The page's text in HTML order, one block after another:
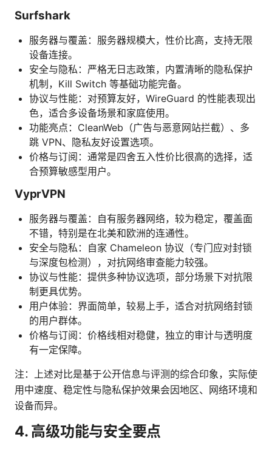
Surfshark
服务器与覆盖：服务器规模大，性价比高，支持无限
设备连接。
安全与隐私：严格无日志政策，内置清晰的隐私保护
机制，Kill Switch 等基础功能完备。
协议与性能：对预算友好，WireGuard 的性能表现出
色，适合多设备场景和家庭使用。
功能亮点：CleanWeb（广告与恶意网站拦截）、多
跳 VPN、隐私友好设置选项。
价格与订阅：通常是四舍五入性价比很高的选择，适
合预算敏感型用户。
VyprVPN
服务器与覆盖：自有服务器网络，较为稳定，覆盖面
不错，特别是在北美和欧洲的连通性。
安全与隐私：自家 Chameleon 协议（专门应对封锁
与深度包检测），对抗网络审查能力较强。
协议与性能：提供多种协议选项，部分场景下对抗限
制更具优势。
用户体验：界面简单，较易上手，适合对抗网络封锁
的用户群体。
价格与订阅：价格线相对稳健，独立的审计与透明度
有一定保障。
注：上述对比是基于公开信息与评测的综合印象，实际使
用中速度、稳定性与隐私保护效果会因地区、网络环境和
设备而异。
4. 高级功能与安全要点